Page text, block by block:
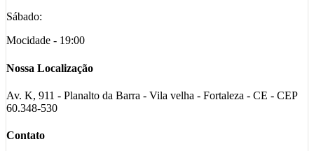
Sábado:
Mocidade - 19:00
Nossa Localização
Av. K, 911 - Planalto da Barra - Vila velha - Fortaleza - CE - CEP
60.348-530
Contato